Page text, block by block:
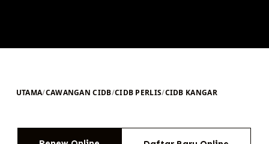
UTAMA/CAWANGAN CIDB/CIDB PERLIS/CIDB KANGAR